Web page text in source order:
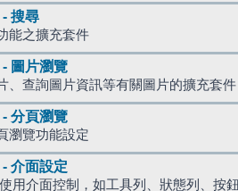
搜尋
能之擴充套件
圖片瀏覽
、查詢圖片資訊等有關圖片的擴充套件
分頁瀏覽
瀏覽功能設定
介面設定
用介面控制，如工具列、狀態列、按